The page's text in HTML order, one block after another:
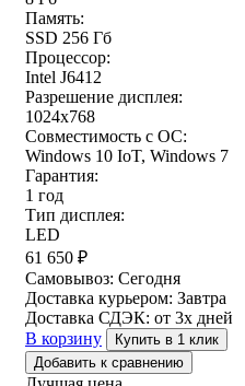
Память:
SSD 256 Гб
Процессор:
Intel J6412
Разрешение дисплея:
1024x768
Совместимость с ОС:
Windows 10 IoT, Windows 7
Гарантия:
1 год
Тип дисплея:
LED
61 650 ₽
Самовывоз: Сегодня
Доставка курьером: Завтра
Доставка СДЭК: от 3х дней
В корзину
Купить в 1 клик
Добавить к сравнению